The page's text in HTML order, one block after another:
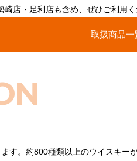
店・足利店も含め、ぜひご利用く
取扱商品一
す。約800種類以上のウイスキ